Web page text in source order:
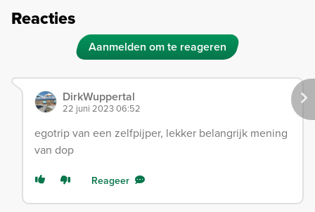
Reacties
Aanmelden om te reageren
DirkWuppertal
22 juni 2023 06:52
egotrip van een zelfpijper, lekker belangrijk mening
van dop
Reageer